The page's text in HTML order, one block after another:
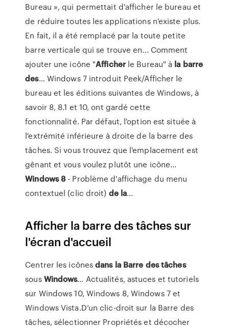
Bureau », qui permettait d'afficher le bureau et
de réduire toutes les applications n'existe plus.
En fait, il a été remplacé par la toute petite
barre verticale qui se trouve en... Comment
ajouter une icône "Afficherle Bureau" à la barre
des... Windows 7 introduit Peek/Afficher le
bureau et les éditions suivantes de Windows, à
savoir 8, 8.1 et 10, ont gardé cette
fonctionnalité. Par défaut, l'option est située à
l'extrémité inférieure à droite de la barre des
tâches. Si vous trouvez que l'emplacement est
gênant et vous voulez plutôt une icône...
Windows8- Problème d'affichage du menu
contextuel (clic droit) de la...
Afficher la barre des tâches sur
l'écran d'accueil
Centrer les icônesdans la Barre destâches
sousWindows… Actualités, astuces et tutoriels
sur Windows 10, Windows 8, Windows 7 et
Windows Vista.D’un clic-droit sur la Barre des
tâches, sélectionner Propriétés et décocher